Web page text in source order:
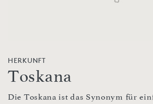
HERKUNFT
Toskana
Die Toskana ist das Synonym für